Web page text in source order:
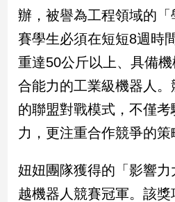
點
觀
點
兩
岸/
際
會/
辦，被譽為工程領域的
賽學生必須在短短8週時
重達50公斤以上、具備
合能力的工業級機器人
的聯盟對戰模式，不僅
力，更注重合作競爭的策
妞妞團隊獲得的「影響
越機器人競賽冠軍。該